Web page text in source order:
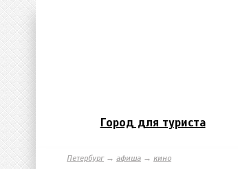
Город для туриста
Петербург→ афиша → кино